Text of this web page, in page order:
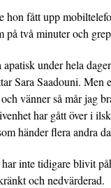
hon fått upp
på två minuter och
apatisk under hela
Sara Saadouni. Men
vänner så mår jag
har gått över i
händer flera andra
har inte tidigare blivit
och nedvärderad.